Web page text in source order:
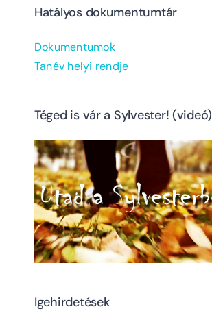
Hatályos dokumentumtár
Dokumentumok
Tanév helyi rendje
Téged is vár a Sylvester! (videó)
Igehirdetések